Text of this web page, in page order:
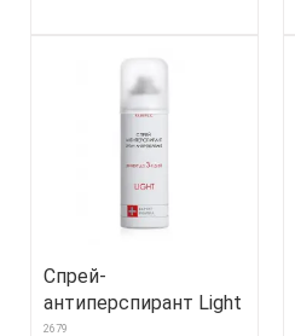
Спрей-
антиперспирант Light
2679